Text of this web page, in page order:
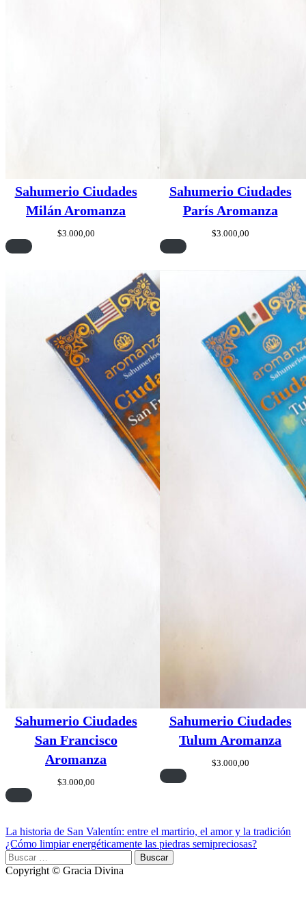
Sahumerio Ciudades
Milán Aromanza
$3.000,00
Sahumerio Ciudades
París Aromanza
$3.000,00
Sahumerio Ciudades
San Francisco
Aromanza
$3.000,00
Sahumerio Ciudades
Tulum Aromanza
$3.000,00
Navegación
de
entradas
La historia de San Valentín: entre el martirio, el amor y la tradición
¿Cómo limpiar energéticamente las piedras semipreciosas?
Buscar: